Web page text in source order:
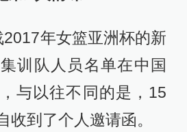
年女篮亚洲杯的新
训队人员名单在中国
与以往不同的是，15
收到了个人邀请函。